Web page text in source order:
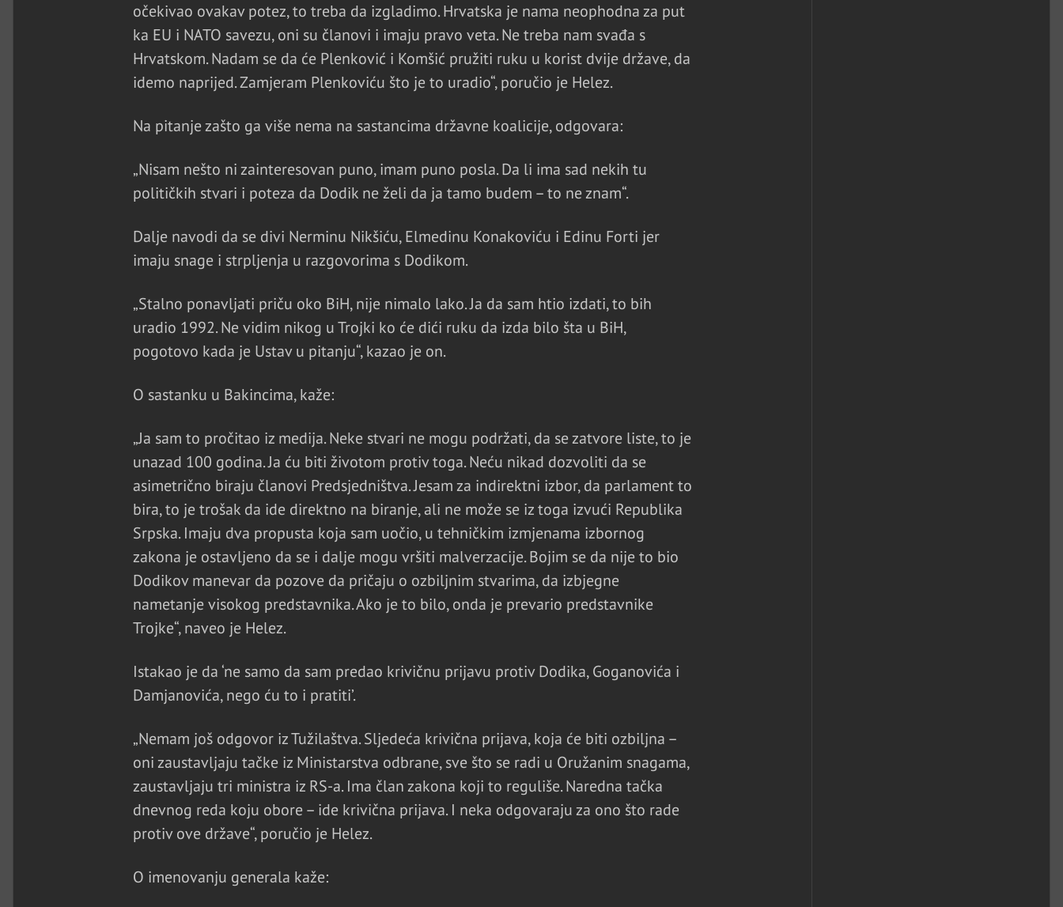
očekivao ovakav potez, to treba da izgladimo. Hrvatska je nama neophodna za put
ka EU i NATO savezu, oni su članovi i imaju pravo veta. Ne treba nam svađa s
Hrvatskom. Nadam se da će Plenković i Komšić pružiti ruku u korist dvije države, da
idemo naprijed. Zamjeram Plenkoviću što je to uradio“, poručio je Helez.
Na pitanje zašto ga više nema na sastancima državne koalicije, odgovara:
„Nisam nešto ni zainteresovan puno, imam puno posla. Da li ima sad nekih tu
političkih stvari i poteza da Dodik ne želi da ja tamo budem – to ne znam“.
Dalje navodi da se divi Nerminu Nikšiću, Elmedinu Konakoviću i Edinu Forti jer
imaju snage i strpljenja u razgovorima s Dodikom.
„Stalno ponavljati priču oko BiH, nije nimalo lako. Ja da sam htio izdati, to bih
uradio 1992. Ne vidim nikog u Trojki ko će dići ruku da izda bilo šta u BiH,
pogotovo kada je Ustav u pitanju“, kazao je on.
O sastanku u Bakincima, kaže:
„Ja sam to pročitao iz medija. Neke stvari ne mogu podržati, da se zatvore liste, to je
unazad 100 godina. Ja ću biti životom protiv toga. Neću nikad dozvoliti da se
asimetrično biraju članovi Predsjedništva. Jesam za indirektni izbor, da parlament to
bira, to je trošak da ide direktno na biranje, ali ne može se iz toga izvući Republika
Srpska. Imaju dva propusta koja sam uočio, u tehničkim izmjenama izbornog
zakona je ostavljeno da se i dalje mogu vršiti malverzacije. Bojim se da nije to bio
Dodikov manevar da pozove da pričaju o ozbiljnim stvarima, da izbjegne
nametanje visokog predstavnika. Ako je to bilo, onda je prevario predstavnike
Trojke“, naveo je Helez.
Istakao je da ‘ne samo da sam predao krivičnu prijavu protiv Dodika, Goganovića i
Damjanovića, nego ću to i pratiti’.
„Nemam još odgovor iz Tužilaštva. Sljedeća krivična prijava, koja će biti ozbiljna –
oni zaustavljaju tačke iz Ministarstva odbrane, sve što se radi u Oružanim snagama,
zaustavljaju tri ministra iz RS-a. Ima član zakona koji to reguliše. Naredna tačka
dnevnog reda koju obore – ide krivična prijava. I neka odgovaraju za ono što rade
protiv ove države“, poručio je Helez.
O imenovanju generala kaže: